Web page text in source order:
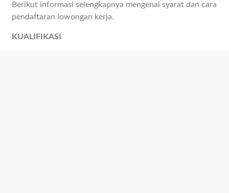
Berikut informasi selengkapnya mengenai syarat dan cara
pendaftaran lowongan kerja.
KUALIFIKASI